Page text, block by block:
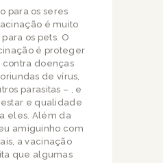
para os seres
é muito
os pets. O
é proteger
contra doenças
de vírus,
parasitas – , e
e qualidade
eles. Além da
amiguinho com
a vacinação
que algumas